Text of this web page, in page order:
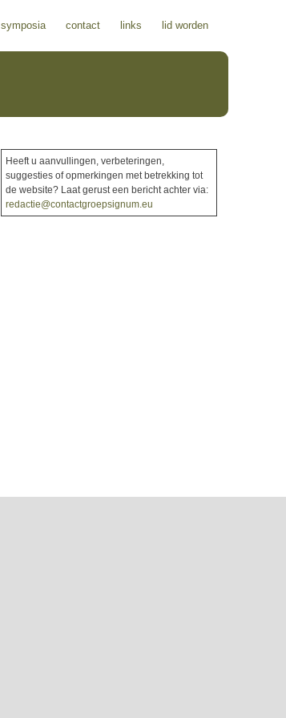
symposia contact links lid worden
Heeft u aanvullingen, verbeteringen,
suggesties of opmerkingen met betrekking tot
de website? Laat gerust een bericht achter via:
redactie@contactgroepsignum.eu